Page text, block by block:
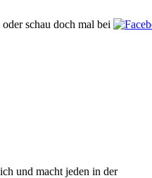
oder schau doch mal bei
und macht jeden in der